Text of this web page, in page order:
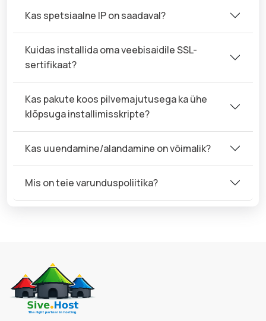
Kas spetsiaalne IP on saadaval?
Kuidas installida oma veebisaidile SSL-
sertifikaat?
Kas pakute koos pilvemajutusega ka ühe
klõpsuga installimisskripte?
Kas uuendamine/alandamine on võimalik?
Mis on teie varunduspoliitika?